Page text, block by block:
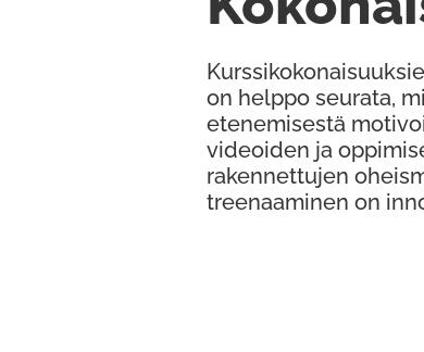
on helppo seurata,
etenemisestä
videoiden ja
rakennettujen
treenaaminen on